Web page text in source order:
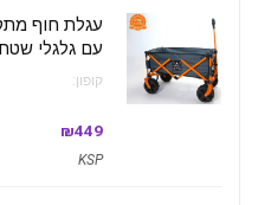
עם גלגלי שטח 8.5 אינצ'
קופון:
₪449
KSP